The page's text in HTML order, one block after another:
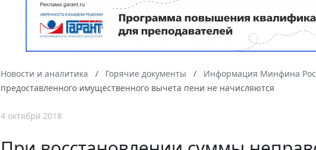
Новости и аналитика Горячие документы Информация Минфина
предоставленного имущественного вычета пени не начисляются
4 октября 2018